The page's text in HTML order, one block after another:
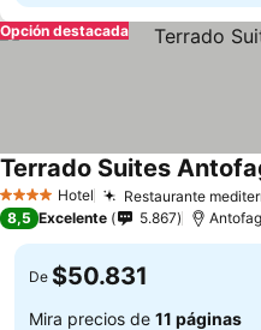
Opción destacada
4 EstrellasHotel Restaurante
Terrado Suites
8,5 Excelente 5.867
De $50.831
Mira precios de 11 páginas